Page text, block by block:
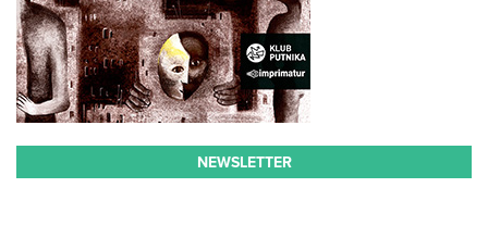
NEWSLETTER